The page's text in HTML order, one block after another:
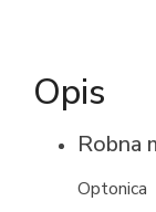
Opis
Robna
Optonica